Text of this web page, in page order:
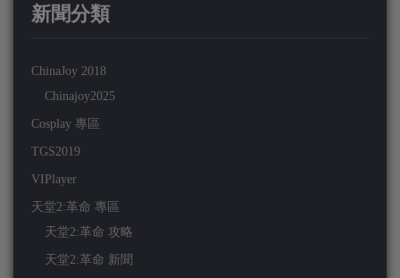
新聞分類
ChinaJoy 2018
Chinajoy2025
Cosplay 專區
TGS2019
VIPlayer
天堂2:革命 專區
天堂2:革命 攻略
天堂2:革命 新聞